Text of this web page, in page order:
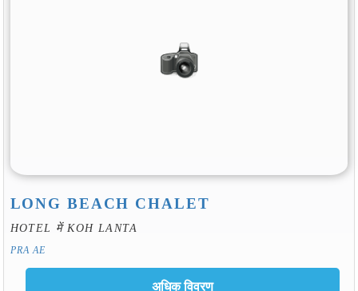
LONG BEACH CHALET
HOTEL में KOH LANTA
PRA AE